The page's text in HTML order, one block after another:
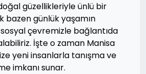
güzellikleriyle ünlü bir
bazen günlük yaşamın
çevremizle bağlantıda
İşte o zaman Manisa
yeni insanlarla tanışma ve
imkanı sunar.